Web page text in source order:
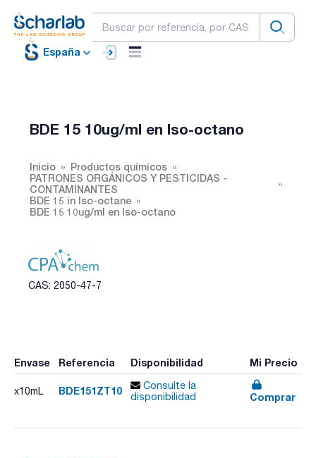
España
BDE 15 10ug/ml en Iso-octano
Inicio
Productos químicos
PATRONES ORGÁNICOS Y PESTICIDAS -
CONTAMINANTES
BDE 15 in Iso-octane
BDE 15 10ug/ml en Iso-octano
CAS: 2050-47-7
Envase Referencia Disponibilidad Mi Precio
x10mL BDE151ZT10
Consulte la
disponibilidad
Comprar